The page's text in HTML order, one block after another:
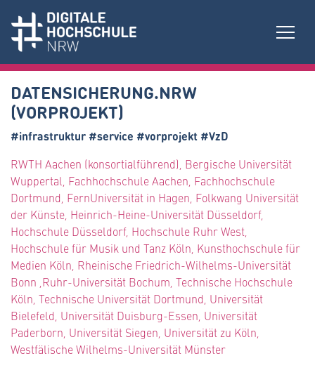
DATENSICHERUNG.NRW
(VORPROJEKT)
#infrastruktur #service #vorprojekt #VzD
RWTH Aachen (konsortialführend), Bergische Universität
Wuppertal, Fachhochschule Aachen, Fachhochschule
Dortmund, FernUniversität in Hagen, Folkwang Universität
der Künste, Heinrich-Heine-Universität Düsseldorf,
Hochschule Düsseldorf, Hochschule Ruhr West,
Hochschule für Musik und Tanz Köln, Kunsthochschule für
Medien Köln, Rheinische Friedrich-Wilhelms-Universität
Bonn ,Ruhr-Universität Bochum, Technische Hochschule
Köln, Technische Universität Dortmund, Universität
Bielefeld, Universität Duisburg-Essen, Universität
Paderborn, Universität Siegen, Universität zu Köln,
Westfälische Wilhelms-Universität Münster